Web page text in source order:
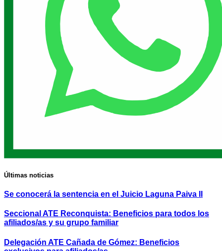
Últimas noticias
Se conocerá la sentencia en el Juicio Laguna Paiva II
Seccional ATE Reconquista: Beneficios para todos los
afiliados/as y su grupo familiar
Delegación ATE Cañada de Gómez: Beneficios